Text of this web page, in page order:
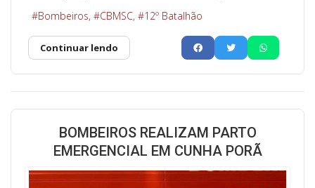
Bombeiros CBMSC 12º Batalhão
Continuar lendo
BOMBEIROS REALIZAM PARTO
EMERGENCIAL EM CUNHA PORÃ